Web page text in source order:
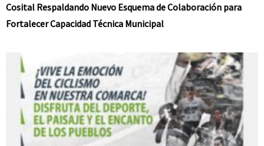
Cosital Respaldando Nuevo Esquema de Colaboración para
Fortalecer Capacidad Técnica Municipal